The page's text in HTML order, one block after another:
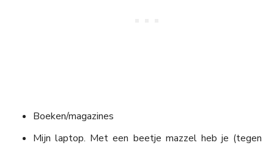
Boeken/magazines
Mijn laptop. Met een beetje mazzel heb je (tegen